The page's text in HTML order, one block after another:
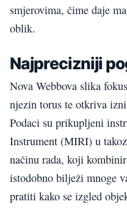
smjerovima, čime daje
oblik.
Najprecizniji
Nova Webbova slika
njezin torus te otkriva
Podaci su prikupljeni
Instrument (MIRI) u
načinu rada, koji
istodobno bilježi mnoge
pratiti kako se izgled